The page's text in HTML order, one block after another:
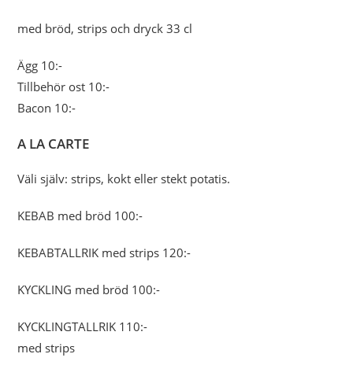
med bröd, strips och dryck 33 cl
Ägg 10:-
Tillbehör ost 10:-
Bacon 10:-
A LA CARTE
Väli själv: strips, kokt eller stekt potatis.
KEBAB med bröd 100:-
KEBABTALLRIK med strips 120:-
KYCKLING med bröd 100:-
KYCKLINGTALLRIK 110:-
med strips